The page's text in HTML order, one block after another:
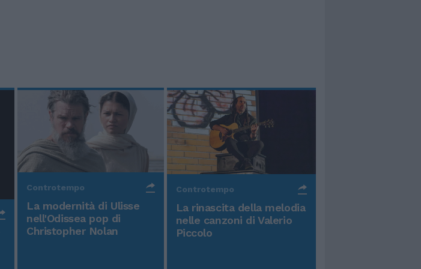
Controtempo
La modernità di Ulisse
nell'Odissea pop di
Christopher Nolan
Controtempo
La rinascita della melodia
nelle canzoni di Valerio
Piccolo